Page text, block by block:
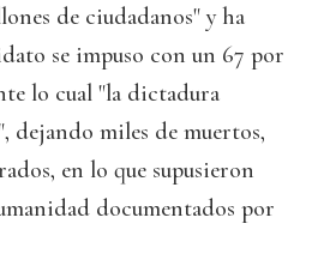
de ciudadanos" y ha
se impuso con un 67 por
lo cual "la dictadura
miles de muertos,
en lo que supusieron
documentados por